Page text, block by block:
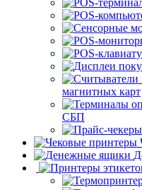
магнитных карт
СБП